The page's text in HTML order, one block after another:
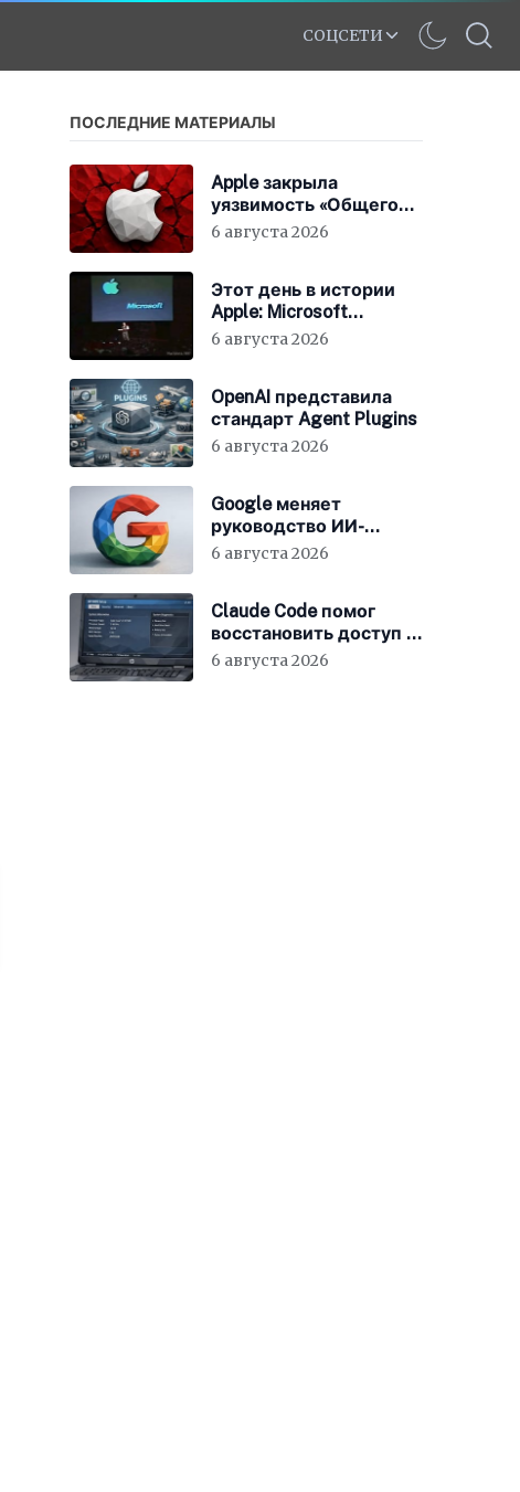
СОЦСЕТИ
ПОСЛЕДНИЕ МАТЕРИАЛЫ
Apple закрыла
уязвимость «Общего
экрана» в macOS
6 августа 2026
Этот день в истории
Apple: Microsoft
инвестирует в Apple
6 августа 2026
OpenAI представила
стандарт Agent Plugins
6 августа 2026
Google меняет
руководство ИИ-
направления
6 августа 2026
Claude Code помог
восстановить доступ к
BIOS ноутбука
6 августа 2026